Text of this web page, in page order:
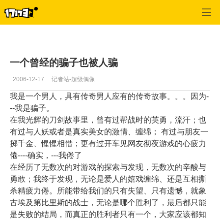
一个曾经的骗子也被人骗
2006-12-17 记者站-超级偶像
我是一个男人，具有传奇男人应有的传奇故事。。。因为-
--我是骗子。
在我光辉的刀剑故事里，曾有过帮战时的英勇，流汗；也
有过与人妖或者是真实美女的激情、缠绵； 有过与朋友一
掷千金、惺惺相惜；更有过开车见网友彻夜游戏的心疲力
倦----确实，---我倦了
在经历了无数次的对游戏的探索与发现，无数次的辛酸与
勇敢；我终于发现，无论是爱人的嬉戏缠绵、还是互相撕
杀精疲力倦。所能带给我们的只有失望、只有遗憾，就象
古埃及第比里斯的战士，无论是哪个胜利了，最后都只能
是失败的结局，而真正的胜利者只有一个，大家应该都知